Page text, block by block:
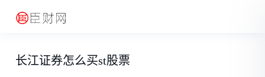
长江证券怎么买st股票